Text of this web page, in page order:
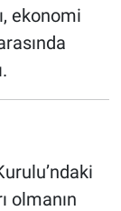
ekonomi
olmanın